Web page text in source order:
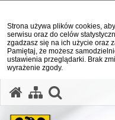
Strona używa plików cookies,
serwisu oraz do celów
zgadzasz się na ich użycie oraz
Pamiętaj, że możesz
ustawienia przeglądarki. Brak
wyrażenie zgody.